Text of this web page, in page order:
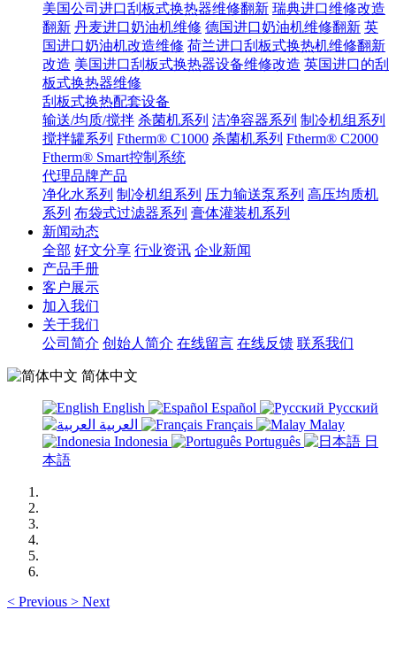
美国公司进口刮板式换热器维修翻新 瑞典进口维修改造
翻新 丹麦进口奶油机维修 德国进口奶油机维修翻新 英
国进口奶油机改造维修 荷兰进口刮板式换热机维修翻新
改造 美国进口刮板式换热器设备维修改造 英国进口的刮
板式换热器维修
刮板式换热配套设备
输送/均质/搅拌 杀菌机系列 洁净容器系列 制冷机组系列
搅拌罐系列 Ftherm® C1000 杀菌机系列 Ftherm® C2000
Ftherm® Smart控制系统
代理品牌产品
净化水系列 制冷机组系列 压力输送泵系列 高压均质机
系列 布袋式过滤器系列 膏体灌装机系列
新闻动态
全部 好文分享 行业资讯 企业新闻
产品手册
客户展示
加入我们
关于我们
公司简介 创始人简介 在线留言 在线反馈 联系我们
简体中文
English Español
Русский
Français
Malay
Indonesia
Português
日
本語
< Previous > Next